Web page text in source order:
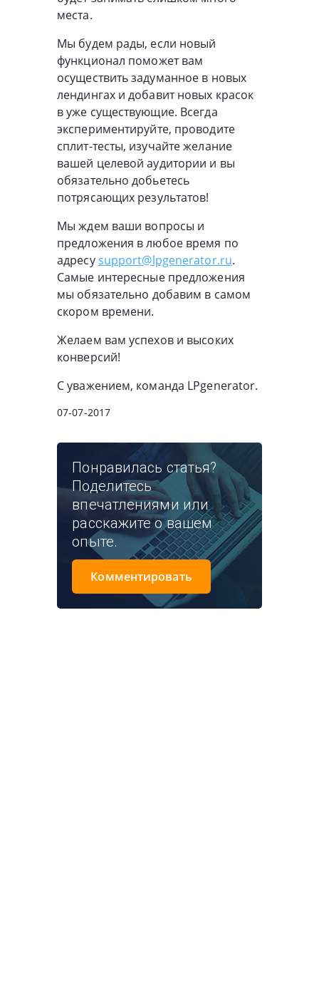
места.
Мы будем рады, если новый
функционал поможет вам
осуществить задуманное в новых
лендингах и добавит новых красок
в уже существующие. Всегда
экспериментируйте, проводите
сплит-тесты, изучайте желание
вашей целевой аудитории и вы
обязательно добьетесь
потрясающих результатов!
Мы ждем ваши вопросы и
предложения в любое время по
адресуsupport@lpgenerator.ru.
Самые интересные предложения
мы обязательно добавим в самом
скором времени.
Желаем вам успехов и высоких
конверсий!
С уважением, команда LPgenerator.
07-07-2017
Понравилась статья?
Поделитесь
впечатлениями или
расскажите о вашем
опыте.
Комментировать